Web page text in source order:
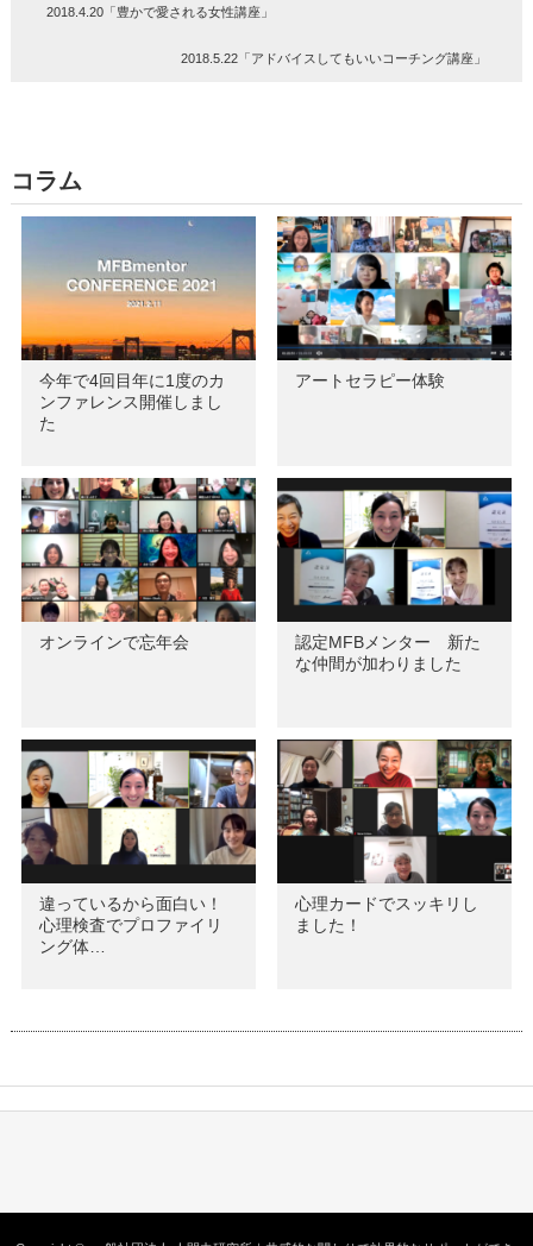
2018.4.20「豊かで愛される女性講座」
2018.5.22「アドバイスしてもいいコーチング講座」
コラム
今年で4回目年に1度のカ
ンファレンス開催しまし
た
アートセラピー体験
オンラインで忘年会
認定MFBメンター 新た
な仲間が加わりました
違っているから面白い！
心理検査でプロファイリ
ング体…
心理カードでスッキリし
ました！